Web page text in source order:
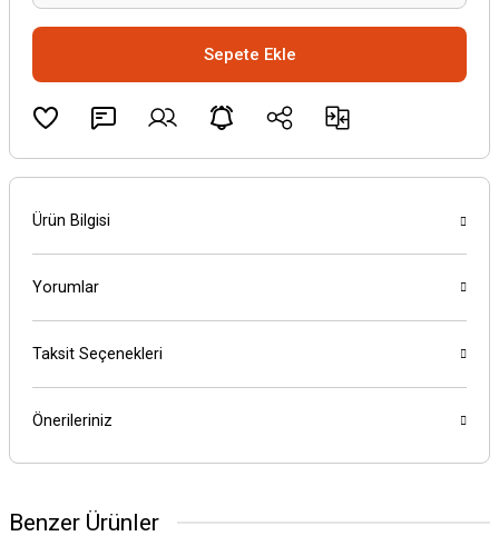
Sepete Ekle
Ürün Bilgisi
Yorumlar
Taksit Seçenekleri
Önerileriniz
Benzer Ürünler